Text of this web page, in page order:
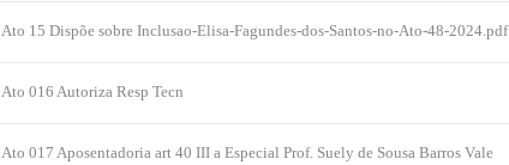
Ato 15 Dispõe sobre Inclusao-Elisa-Fagundes-dos-Santos-no-Ato-48-2024.pdf
Ato 016 Autoriza Resp Tecn
Ato 017 Aposentadoria art 40 III a Especial Prof. Suely de Sousa Barros Vale